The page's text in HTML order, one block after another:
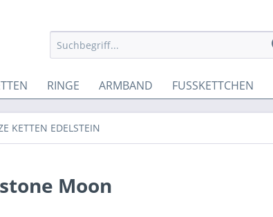
RINGE ARMBAND FUSSKETTCHEN
KETTEN EDELSTEIN
Moon